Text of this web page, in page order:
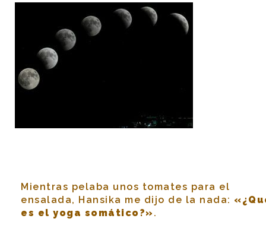
Mientras pelaba unos tomates para el
ensalada, Hansika me dijo de la nada:
es el yoga somático?» .